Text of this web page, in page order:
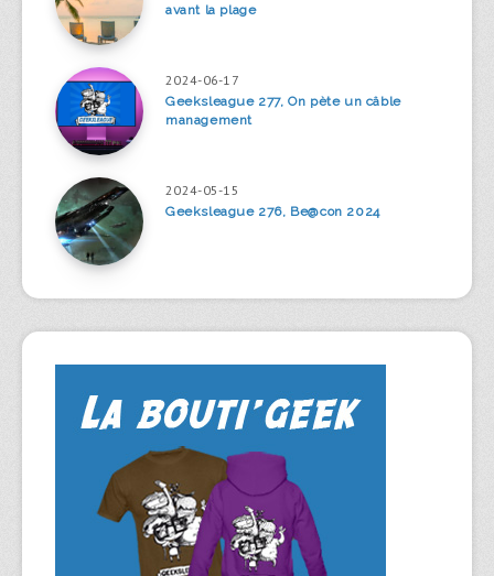
avant la plage
2024-06-17
Geeksleague 277, On pète un câble
management
2024-05-15
Geeksleague 276, Be@con 2024